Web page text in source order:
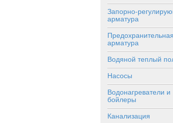
Запорно-
арматура
Предохранительная
арматура
Водяной теплый
Насосы
Водонагреватели и
бойлеры
Канализация